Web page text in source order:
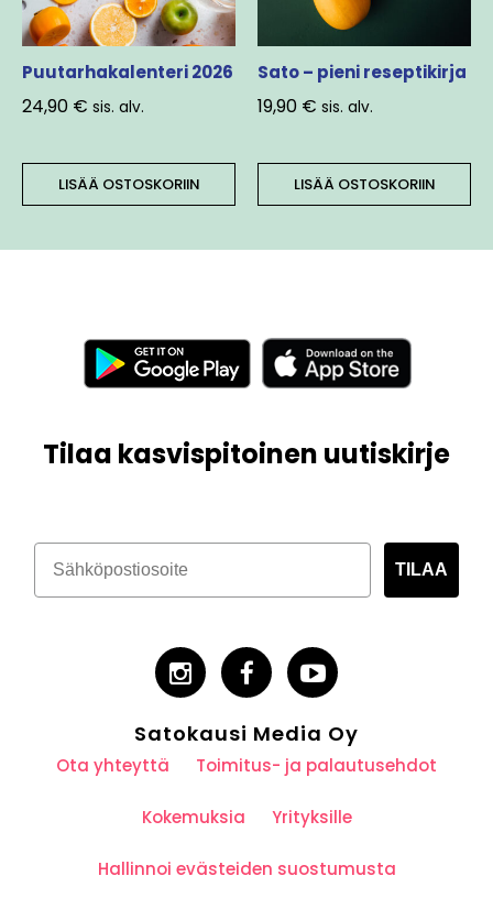
Puutarhakalenteri 2026
24,90 € sis. alv.
LISÄÄ OSTOSKORIIN
Sato – pieni reseptikirja
19,90 € sis. alv.
LISÄÄ OSTOSKORIIN
Tilaa kasvispitoinen uutiskirje
TILAA
Satokausi Media Oy
Ota yhteyttä Toimitus- ja palautusehdot
Kokemuksia Yrityksille
Hallinnoi evästeiden suostumusta